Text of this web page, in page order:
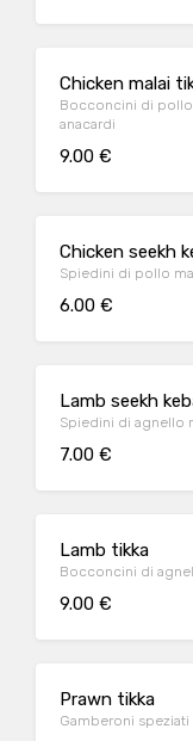
Chicken malai
Bocconcini di pollo
anacardi
9.00 €
Chicken seekh
Spiedini di pollo
6.00 €
Lamb seekh
Spiedini di agnello
7.00 €
Lamb tikka
Bocconcini di
9.00 €
Prawn tikka
Gamberoni